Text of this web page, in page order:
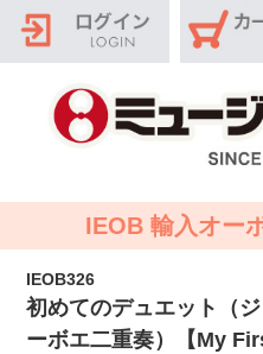
IEOB 輸入オー
IEOB326
初めてのデュエット（
ーボエ二重奏）【My